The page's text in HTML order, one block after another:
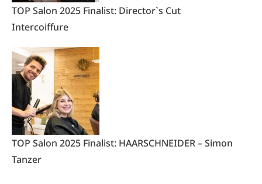
TOP Salon 2025 Finalist: Director`s Cut
Intercoiffure
TOP Salon 2025 Finalist: HAARSCHNEIDER – Simon
Tanzer